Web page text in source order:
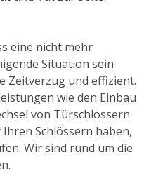
eine nicht mehr
Situation sein
Zeitverzug und effizient.
wie den Einbau
von Türschlössern
Schlössern haben,
Wir sind rund um die